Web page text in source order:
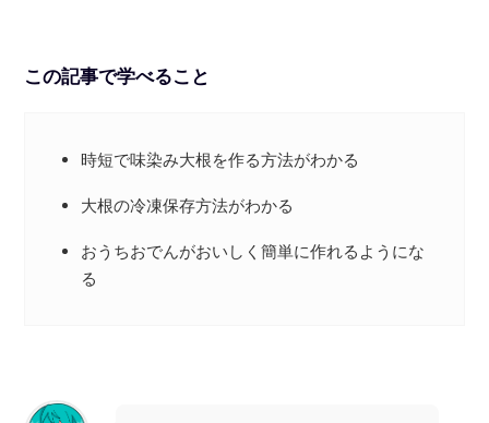
この記事で学べること
時短で味染み大根を作る方法がわかる
大根の冷凍保存方法がわかる
おうちおでんがおいしく簡単に作れるようにな
る